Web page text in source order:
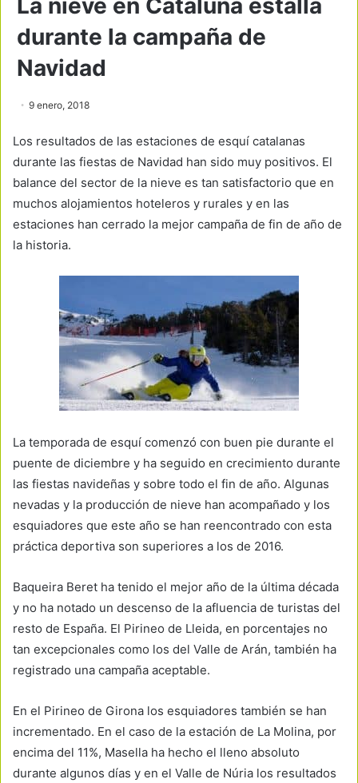
La nieve en Cataluña estalla
durante la campaña de
Navidad
9 enero, 2018
Los resultados de las estaciones de esquí catalanas
durante las fiestas de Navidad han sido muy positivos. El
balance del sector de la nieve es tan satisfactorio que en
muchos alojamientos hoteleros y rurales y en las
estaciones han cerrado la mejor campaña de fin de año de
la historia.
La temporada de esquí comenzó con buen pie durante el
puente de diciembre y ha seguido en crecimiento durante
las fiestas navideñas y sobre todo el fin de año. Algunas
nevadas y la producción de nieve han acompañado y los
esquiadores que este año se han reencontrado con esta
práctica deportiva son superiores a los de 2016.
Baqueira Beret ha tenido el mejor año de la última década
y no ha notado un descenso de la afluencia de turistas del
resto de España. El Pirineo de Lleida, en porcentajes no
tan excepcionales como los del Valle de Arán, también ha
registrado una campaña aceptable.
En el Pirineo de Girona los esquiadores también se han
incrementado. En el caso de la estación de La Molina, por
encima del 11%, Masella ha hecho el lleno absoluto
durante algunos días y en el Valle de Núria los resultados